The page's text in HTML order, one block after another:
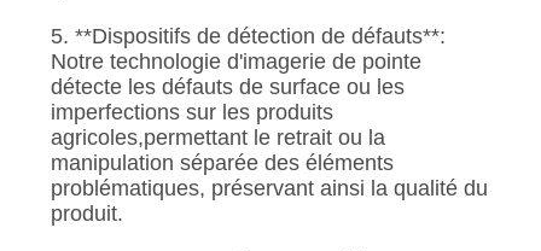
5. **Dispositifs de détection de défauts**:
Notre technologie d'imagerie de pointe
détecte les défauts de surface ou les
imperfections sur les produits
agricoles,permettant le retrait ou la
manipulation séparée des éléments
problématiques, préservant ainsi la qualité du
produit.